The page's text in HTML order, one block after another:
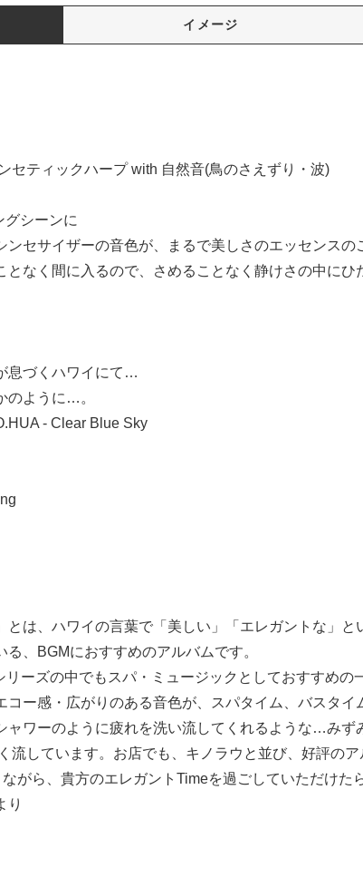
イメージ
ティックハープ with 自然音(鳥のさえずり・波)
グシーンに
セサイザーの音色が、まるで美しさのエッセンス
なく間に入るので、さめることなく静けさの中にひ
息づくハワイにて…
のように…。
- Clear Blue Sky
は、ハワイの言葉で「美しい」「エレガントな」と
、BGMにおすすめのアルバムです。
ーズの中でもスパ・ミュージックとしておすすめの
ー感・広がりのある音色が、スパタイム、バスタイ
ワーのように疲れを洗い流してくれるような…みず
流しています。お店でも、キノラウと並び、好評のア
がら、貴方のエレガントTimeを過ごしていただけた
り